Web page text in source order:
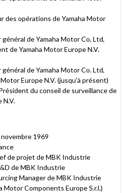
des opérations de Yamaha Motor
de Yamaha Motor Co, Ltd,
de Yamaha Motor Europe N.V.
de Yamaha Motor Co. Ltd,
Europe N.V. (jusqu'à présent)
du conseil de surveillance de
N.V.
1969
de projet de MBK Industrie
de MBK Industrie
Manager de MBK Industrie
Motor Components Europe S.r.l.)